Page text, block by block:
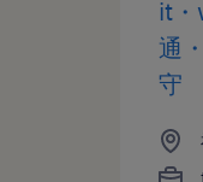
it・
通
守